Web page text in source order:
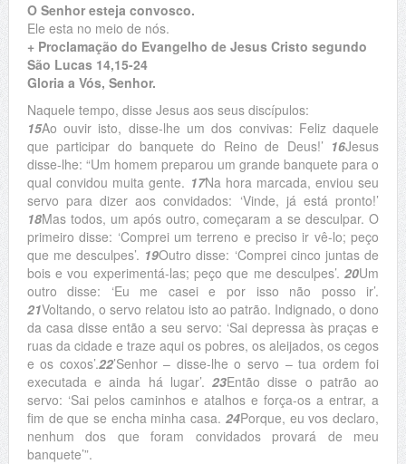
O Senhor esteja convosco.
Ele esta no meio de nós.
+ Proclamação do Evangelho de Jesus Cristo segundo
São Lucas 14,15-24
Gloria a Vós, Senhor.
Naquele tempo, disse Jesus aos seus discípulos:
15Ao ouvir isto, disse-lhe um dos convivas: Feliz daquele
que participar do banquete do Reino de Deus!’ 16Jesus
disse-lhe: “Um homem preparou um grande banquete para o
qual convidou muita gente. 17Na hora marcada, enviou seu
servo para dizer aos convidados: ‘Vinde, já está pronto!’
18Mas todos, um após outro, começaram a se desculpar. O
primeiro disse: ‘Comprei um terreno e preciso ir vê-lo; peço
que me desculpes’. 19Outro disse: ‘Comprei cinco juntas de
bois e vou experimentá-las; peço que me desculpes’.20Um
outro disse: ‘Eu me casei e por isso não posso ir’.
21Voltando, o servo relatou isto ao patrão. Indignado, o dono
da casa disse então a seu servo: ‘Sai depressa às praças e
ruas da cidade e traze aqui os pobres, os aleijados, os cegos
e os coxos’.22’Senhor – disse-lhe o servo – tua ordem foi
executada e ainda há lugar’.23Então disse o patrão ao
servo: ‘Sai pelos caminhos e atalhos e força-os a entrar, a
fim de que se encha minha casa. 24Porque, eu vos declaro,
nenhum dos que foram convidados provará de meu
banquete’”.